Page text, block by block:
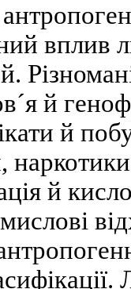
вплив
й
й
й